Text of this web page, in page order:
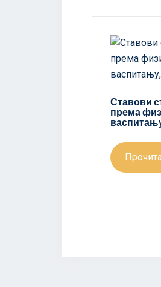
Ставови
према